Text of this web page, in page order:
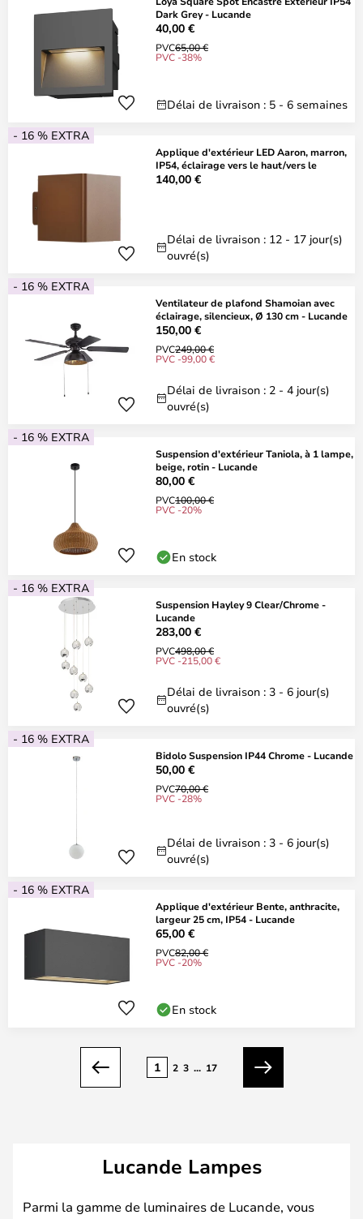
Dark Grey - Lucande
40,00 €
PVC65,00 €
PVC -38%
Délai de livraison : 5 - 6 semaines
- 16 % EXTRA
Applique d'extérieur LED Aaron, marron,
IP54, éclairage vers le haut/vers le
140,00 €
Délai de livraison : 12 - 17 jour(s)
ouvré(s)
- 16 % EXTRA
Ventilateur de plafond Shamoian avec
éclairage, silencieux, Ø 130 cm - Lucande
150,00 €
PVC249,00 €
PVC -99,00 €
Délai de livraison : 2 - 4 jour(s)
ouvré(s)
- 16 % EXTRA
Suspension d'extérieur Taniola, à 1 lampe,
beige, rotin - Lucande
80,00 €
PVC100,00 €
PVC -20%
En stock
- 16 % EXTRA
Suspension Hayley 9 Clear/Chrome -
Lucande
283,00 €
PVC498,00 €
PVC -215,00 €
Délai de livraison : 3 - 6 jour(s)
ouvré(s)
- 16 % EXTRA
Bidolo Suspension IP44 Chrome - Lucande
50,00 €
PVC70,00 €
PVC -28%
Délai de livraison : 3 - 6 jour(s)
ouvré(s)
- 16 % EXTRA
Applique d'extérieur Bente, anthracite,
largeur 25 cm, IP54 - Lucande
65,00 €
PVC82,00 €
PVC -20%
En stock
Précédent
1 2 3 ... 17
Suivant
Lucande Lampes
Parmi la gamme de luminaires de Lucande, vous